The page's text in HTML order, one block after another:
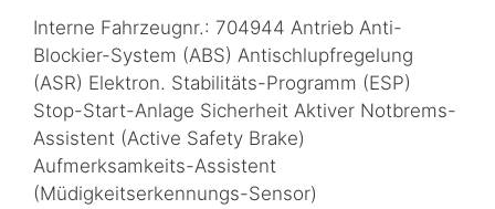
Interne Fahrzeugnr.: 704944 Antrieb Anti-
Blockier-System (ABS) Antischlupfregelung
(ASR) Elektron. Stabilitäts-Programm (ESP)
Stop-Start-Anlage Sicherheit Aktiver Notbrems-
Assistent (Active Safety Brake)
Aufmerksamkeits-Assistent
(Müdigkeitserkennungs-Sensor)